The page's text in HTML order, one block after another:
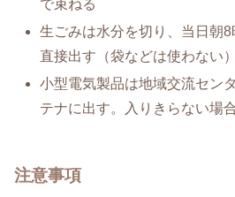
で束ねる
生ごみは水分を切り、当日朝
直接出す（袋などは使わない）
小型電気製品は地域交流セン
テナに出す。入りきらない場
注意事項